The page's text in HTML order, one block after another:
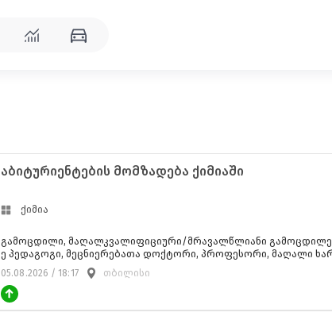
აბიტურიენტების მომზადება ქიმიაში
ქიმია
გამოცდილი, მაღალკვალიფიციური/მრავალწლიანი
ე პედაგოგი, მეცნიერებათა დოქტორი, პროფესორი, მაღალი
ოამზადებს აბიტურიენტებს ქიმიაში. საჭიროების შემთხვევაში
ლია მომზადება ასევე ონლაინ/დისტანციურად, მაღალი ხარისხით.
00ლ
05.08.2026 / 18:17 თბილისი